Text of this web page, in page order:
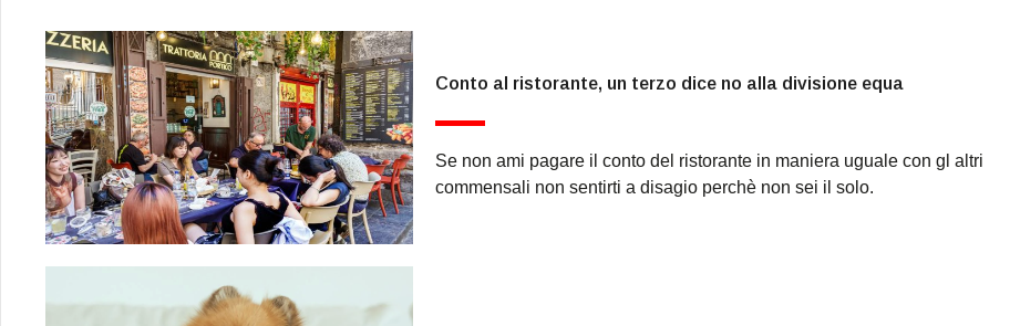
Conto al ristorante, un terzo dice no alla divisione equa
Se non ami pagare il conto del ristorante in maniera uguale con gl altri
commensali non sentirti a disagio perchè non sei il solo.